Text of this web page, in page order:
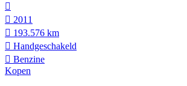
2011
193.576 km
Hand­geschakeld
Benzine
Kopen